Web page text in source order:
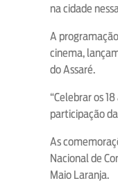
na cidade
A
cinema,
do Assaré.
“Celebrar os
participação
As
Nacional de
Maio Laranja.